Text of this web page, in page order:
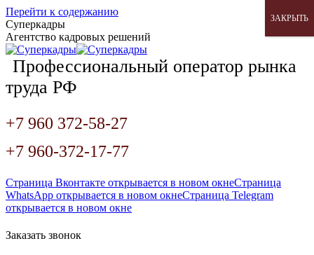
Перейти к содержанию
Суперкадры
Агентство кадровых решений
Профессиональный оператор рынка
труда РФ
+7 960 372-58-27
+7 960-372-17-77
Страница Вконтакте открывается в новом окнеСтраница
WhatsApp открывается в новом окнеСтраница Telegram
открывается в новом окне
Заказать звонок
ЗАКРЫТЬ